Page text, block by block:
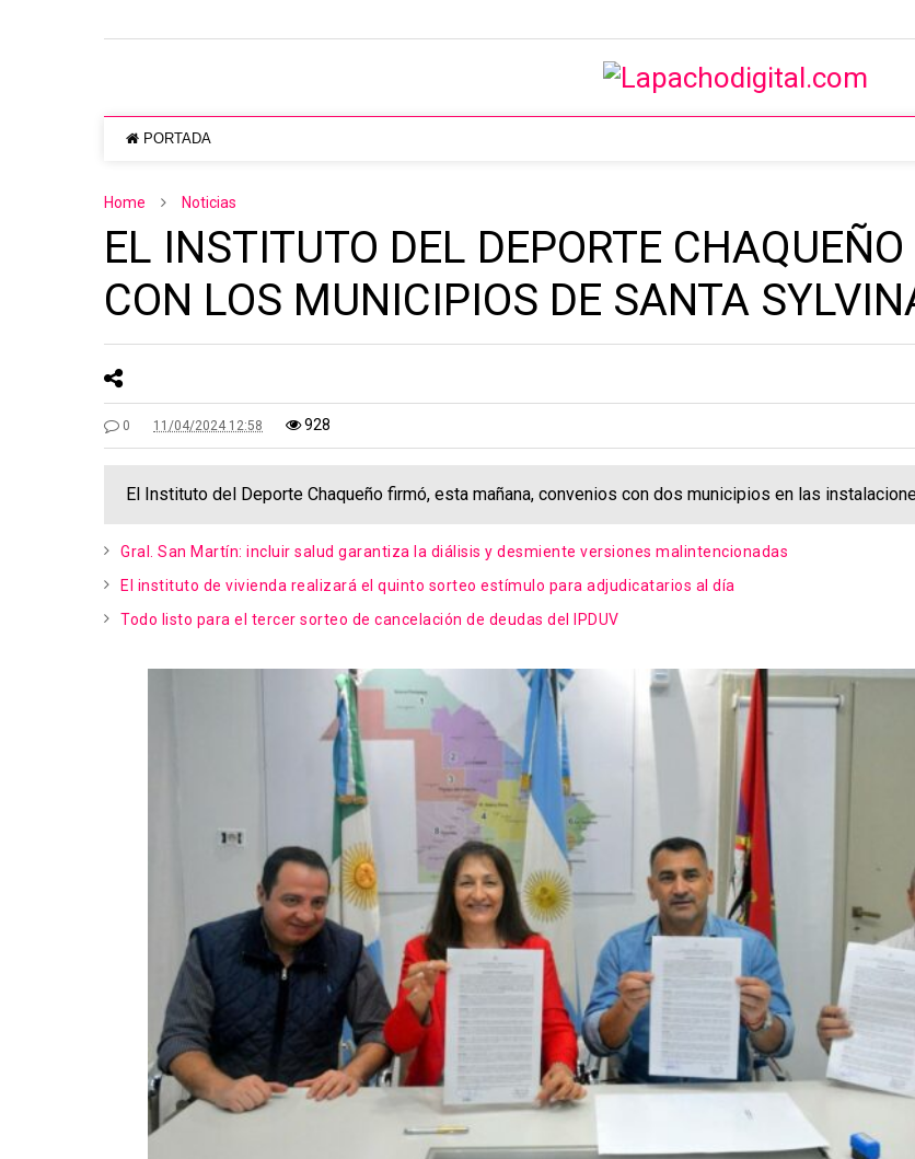
PORTADA
Home Noticias
EL INSTITUTO DEL DEPORTE
CON LOS MUNICIPIOS DE SANTA
0 11/04/2024 12:58 928
El Instituto del Deporte Chaqueño firmó, esta mañana, convenios con dos municipios en las
Gral. San Martín: incluir salud garantiza la diálisis y desmiente versiones malintencionadas
El instituto de vivienda realizará el quinto sorteo estímulo para adjudicatarios al día
Todo listo para el tercer sorteo de cancelación de deudas del IPDUV